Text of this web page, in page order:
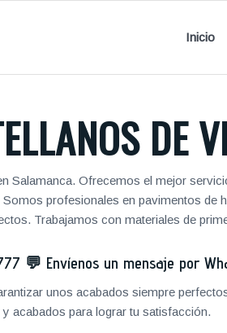
Inicio
DE
Salamanca. Ofrecemos el mejor
profesionales en pavimentos
Trabajamos con materiales de
💬 Envíenos un mensaje por
unos acabados siempre
acabados para lograr tu satisfacción.